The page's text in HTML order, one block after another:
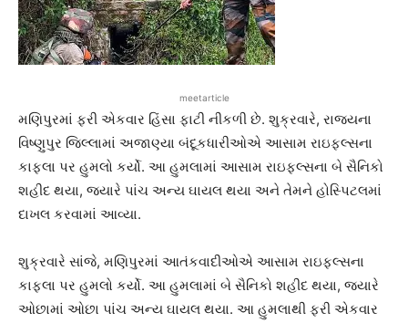
meetarticle
મણિપુરમાં ફરી એકવાર હિંસા ફાટી નીકળી છે. શુક્રવારે, રાજ્યના
વિષ્ણુપુર જિલ્લામાં અજાણ્યા બંદૂકધારીઓએ આસામ રાઇફલ્સના
કાફલા પર હુમલો કર્યો. આ હુમલામાં આસામ રાઇફલ્સના બે સૈનિકો
શહીદ થયા, જ્યારે પાંચ અન્ય ઘાયલ થયા અને તેમને હોસ્પિટલમાં
દાખલ કરવામાં આવ્યા.
શુક્રવારે સાંજે, મણિપુરમાં આતંકવાદીઓએ આસામ રાઇફલ્સના
કાફલા પર હુમલો કર્યો. આ હુમલામાં બે સૈનિકો શહીદ થયા, જ્યારે
ઓછામાં ઓછા પાંચ અન્ય ઘાયલ થયા. આ હુમલાથી ફરી એકવાર